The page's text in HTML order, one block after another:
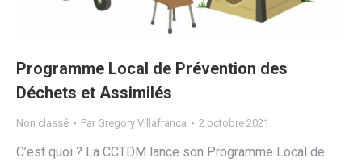
Programme Local de Prévention des
Déchets et Assimilés
Non classé Par Gregory Villafranca 2 octobre 2021
C’est quoi ? La CCTDM lance son Programme Local de